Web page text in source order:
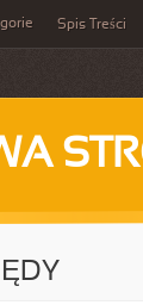
Spis Treści